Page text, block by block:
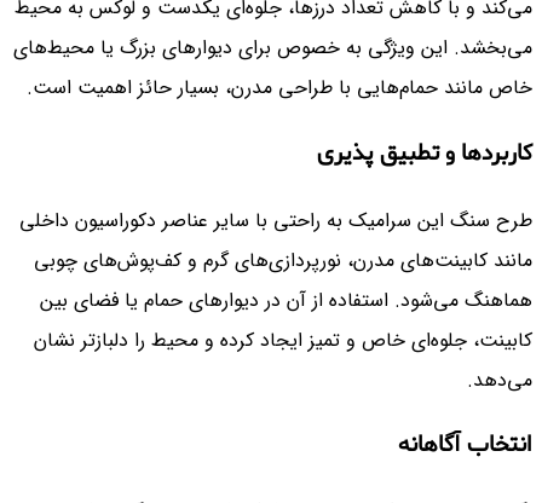
می‌کند و با کاهش تعداد درزها، جلوه‌ای یکدست و لوکس به محیط
می‌بخشد. این ویژگی به خصوص برای دیوارهای بزرگ یا محیط‌های
خاص مانند حمام‌هایی با طراحی مدرن، بسیار حائز اهمیت است.
کاربردها و تطبیق پذیری
طرح سنگ این سرامیک به راحتی با سایر عناصر دکوراسیون داخلی
مانند کابینت‌های مدرن، نورپردازی‌های گرم و کف‌پوش‌های چوبی
هماهنگ می‌شود. استفاده از آن در دیوارهای حمام یا فضای بین
کابینت، جلوه‌ای خاص و تمیز ایجاد کرده و محیط را دلبازتر نشان
می‌دهد.
انتخاب آگاهانه